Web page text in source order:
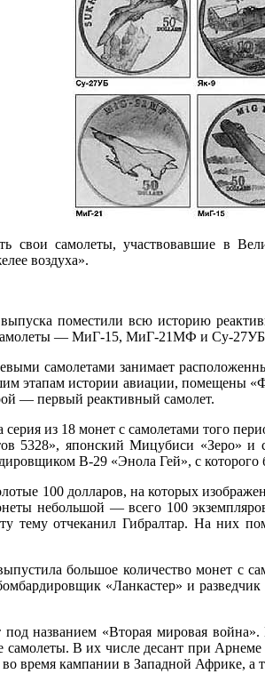
свои самолеты, участвовавшие в
воздуха».
поместили всю историю
— МиГ-15, МиГ-21МФ и Су-27УБ
самолетами занимает
этапам истории авиации, помещены
— первый реактивный самолет.
из 18 монет с самолетами того
5328», японский Мицубиси «Зеро»
В-29 «Энола Гей», с которого
100 долларов, на которых
небольшой — всего 100
тему отчеканил Гибралтар. На них
большое количество монет
«Ланкастер» и
названием «Вторая мировая
самолеты. В их числе десант при
время кампании в Западной Африке, а